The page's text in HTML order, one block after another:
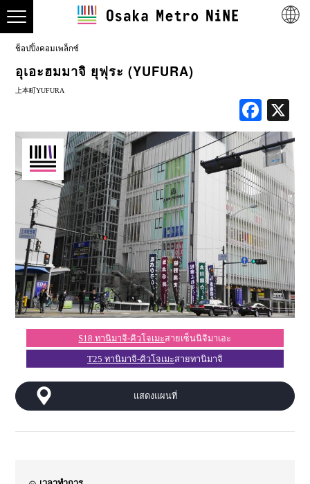
ช็อปปิ้งคอมเพล็กซ์
อุเอะฮมมาจิ ยุฟุระ (YUFURA)
上本町YUFURA
S18 ทานิมาจิ-คิวโจเมะสายเซ็นนิจิมาเอะ
T25 ทานิมาจิ-คิวโจเมะสายทานิมาจิ
แสดงแผนที่